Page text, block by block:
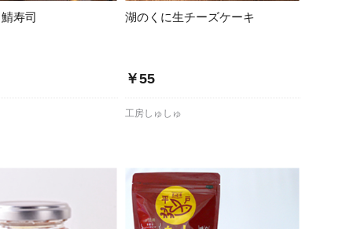
寿司 湖のくに生チーズケーキ
￥55
工房しゅしゅ